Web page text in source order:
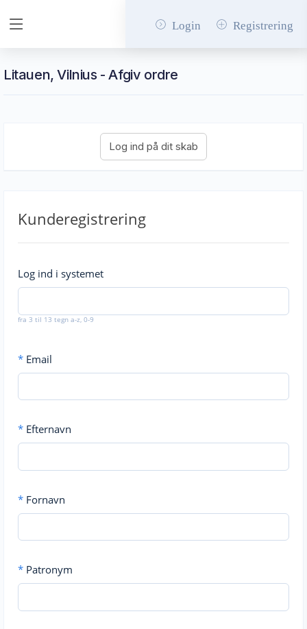
Login Registrering
Litauen, Vilnius - Afgiv ordre
Kunderegistrering
Log ind i systemet
fra 3 til 13 tegn a-z, 0-9
* Email
* Efternavn
* Fornavn
* Patronym